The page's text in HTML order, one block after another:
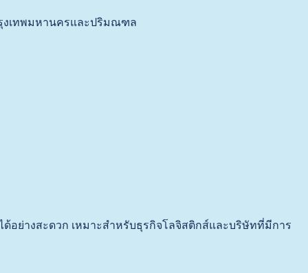
งเทพมหานครและปริมณฑล
ย่างสะดวก เหมาะสำหรับธุรกิจโลจิสติกส์และบริษัทที่มีการ